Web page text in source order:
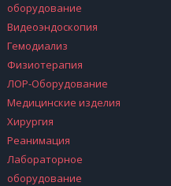
оборудование
Видеоэндоскопия
Гемодиализ
Физиотерапия
ЛОР-Оборудование
Медицинские изделия
Хирургия
Реанимация
Лабораторное
оборудование